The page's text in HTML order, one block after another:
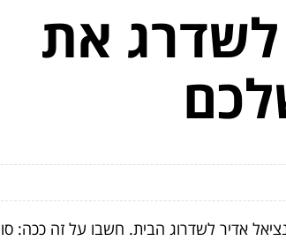
7 דרכים לשדרג את
אדיר לשדרוג הבית. חשבו על זה ככה: